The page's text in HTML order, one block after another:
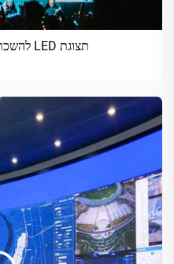
תצוגת LED להשכרה חסכונית באנרגיה